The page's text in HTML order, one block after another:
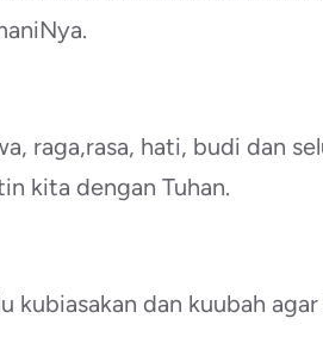
raga,rasa, hati, budi dan
kita dengan Tuhan.
kubiasakan dan kuubah